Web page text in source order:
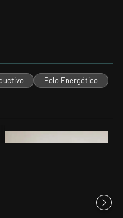
Polo Energético
"Irán nombró al ideólogo del
Un artículo de tendencia con el